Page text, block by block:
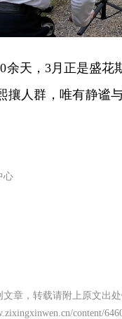
余天，3月正是盛
攘人群，唯有静谧
心
文章，转载请附上原文出处
content/